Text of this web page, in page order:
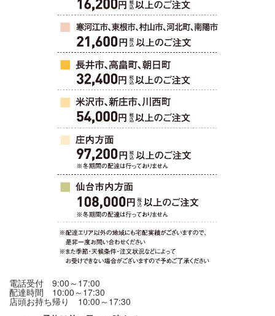
電話受付 9:00～17:00
配達時間 10:00～17:30
店頭お持ち帰り 10:00～17:30